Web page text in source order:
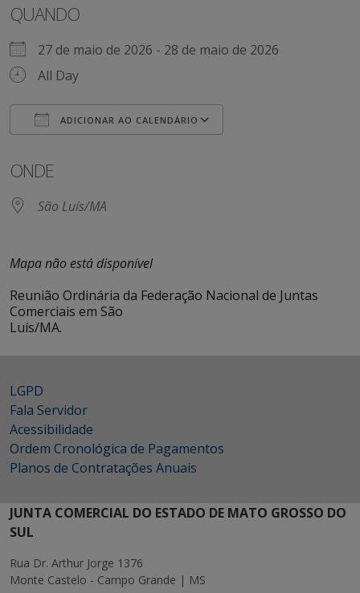
QUANDO
27 de maio de 2026 - 28 de maio de 2026
All Day
ADICIONAR AO CALENDÁRIO
ONDE
São Luís/MA
Mapa não está disponível
Reunião Ordinária da Federação Nacional de Juntas
Comerciais em São
Luís/MA.
LGPD
Fala Servidor
Acessibilidade
Ordem Cronológica de Pagamentos
Planos de Contratações Anuais
JUNTA COMERCIAL DO ESTADO DE MATO GROSSO DO
SUL
Rua Dr. Arthur Jorge 1376
Monte Castelo - Campo Grande | MS